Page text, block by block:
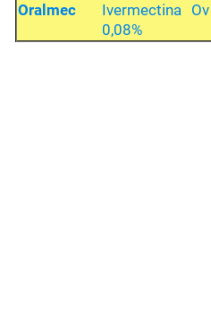
Oralmec
Ivermectina
0,08%
Ov